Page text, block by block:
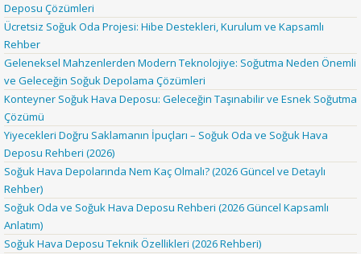
Deposu Çözümleri
Ücretsiz Soğuk Oda Projesi: Hibe Destekleri, Kurulum ve Kapsamlı
Rehber
Geleneksel Mahzenlerden Modern Teknolojiye: Soğutma Neden Önemli
ve Geleceğin Soğuk Depolama Çözümleri
Konteyner Soğuk Hava Deposu: Geleceğin Taşınabilir ve Esnek Soğutma
Çözümü
Yiyecekleri Doğru Saklamanın İpuçları – Soğuk Oda ve Soğuk Hava
Deposu Rehberi (2026)
Soğuk Hava Depolarında Nem Kaç Olmalı? (2026 Güncel ve Detaylı
Rehber)
Soğuk Oda ve Soğuk Hava Deposu Rehberi (2026 Güncel Kapsamlı
Anlatım)
Soğuk Hava Deposu Teknik Özellikleri (2026 Rehberi)